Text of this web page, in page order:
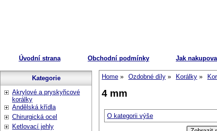
Úvodní strana Obchodní podmínky Jak
Home Ozdobné díly Korálky
4 mm
O kategorii výše
Kategorie
Akrylové a pryskyřicové
korálky
Andělská křídla
Chirurgická ocel
Ketlovací jehly